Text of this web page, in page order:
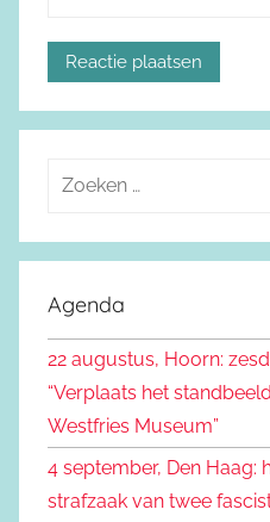
e
e
n
r
:
Agenda
22 augustus, Hoorn:
“Verplaats het
Westfries Museum”
4 september, Den Haag:
strafzaak van twee